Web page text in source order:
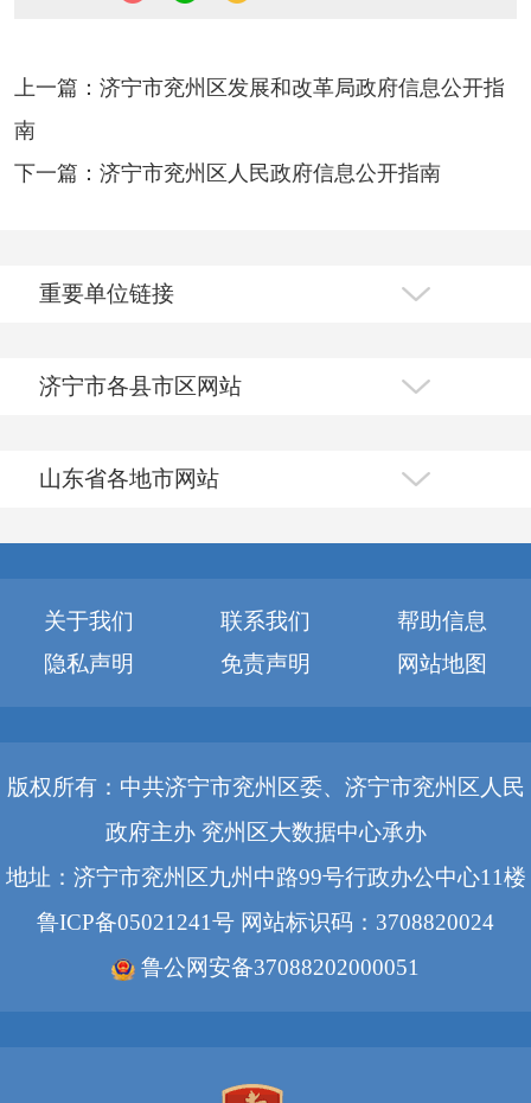
上一篇：济宁市兖州区发展和改革局政府信息公开指
南
下一篇：济宁市兖州区人民政府信息公开指南
重要单位链接
济宁市各县市区网站
山东省各地市网站
关于我们 联系我们
帮助信息
隐私声明
免责声明 网站地图
版权所有：中共济宁市兖州区委、济宁市兖州区人民
政府主办 兖州区大数据中心承办
地址：济宁市兖州区九州中路99号行政办公中心11楼
鲁ICP备05021241号 网站标识码：3708820024
鲁公网安备37088202000051